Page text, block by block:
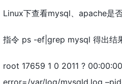
Linux下查看mysql、apache是否
指令 ps -ef|grep mysql 得出结
root 17659 1 0 2011 ?
error=/var/log/mysqld.log